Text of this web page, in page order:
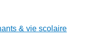
& vie scolaire